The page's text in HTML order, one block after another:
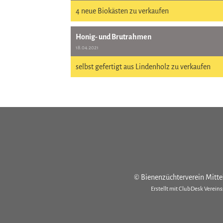
4 neue Biokästen zu verkaufen
Honig- und Brutrahmen
18.04.2021
selbst gefertigt aus Lindenholz zu verkaufen
© Bienenzüchterverein
Erstellt mit ClubDesk